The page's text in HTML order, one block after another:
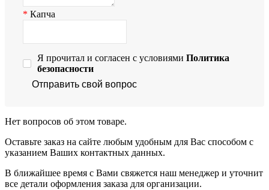
Капча
Я прочитал и согласен с условиями Политика
безопасности
Отправить свой вопрос
Нет вопросов об этом товаре.
Оставьте заказ на сайте любым удобным для Вас способом с
указанием Ваших контактных данных.
В ближайшее время с Вами свяжется наш менеджер и уточнит
все детали оформления заказа для организации.